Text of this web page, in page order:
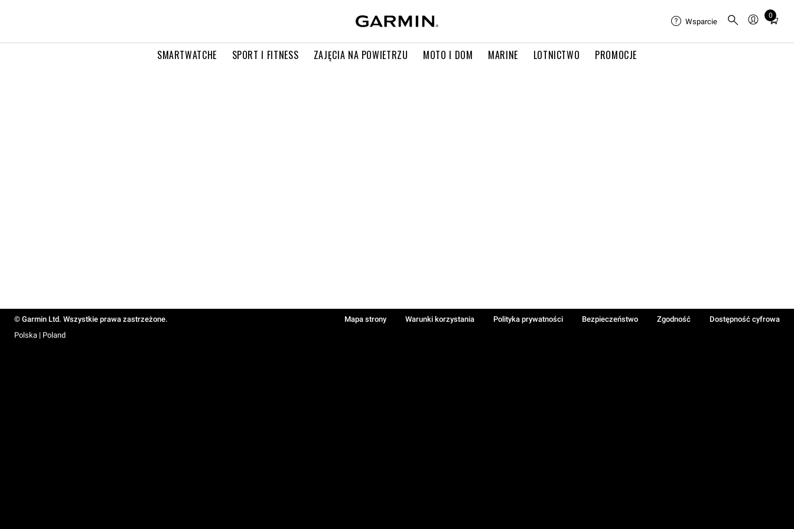
SMARTWATCHE SPORT I FITNESS ZAJĘCIA NA POWIETRZU MOTO I DOM MARINE LOTNICTWO PROMOCJE
Wsparcie
0
Total
in
© Garmin Ltd. Wszystkie prawa zastrzeżone. Mapa strony Warunki korzystania Polityka prywatności Bezpieczeństwo Zgodność
Dostępność cyfrowa
Polska | Poland